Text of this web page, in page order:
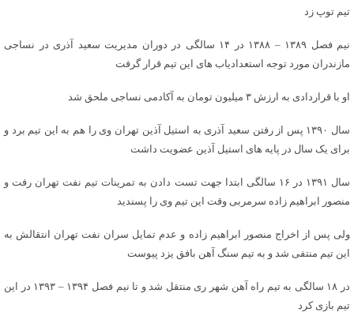
تیم توپ زد
نیم فصل ۱۳۸۹ – ۱۳۸۸ در ۱۴ سالگی در دوران مدیریت سعید آذری در نساجی
مازندران مورد توجه استعدادیاب های این تیم قرار گرفت
او با قراردادی به ارزش ۳ میلیون تومان به آکادمی نساجی ملحق شد
سال ۱۳۹۰ پس از رفتن سعید آذری به استیل آذین تهران وی را هم به این تیم برد و
برای یک سال در پایه های استیل آذین عضویت داشت
سال ۱۳۹۱ در ۱۶ سالگی ابتدا جهت تست دادن به تمرینات تیم نفت تهران رفت و
منصور ابراهیم زاده سرمربی وقت این تیم وی را پسندید
ولی پس از اخراج منصور ابراهیم زاده و عدم تمایل سران نفت تهران انتقالش به
این تیم منتفی شد و به تیم سنگ آهن بافق یزد پیوست
در ۱۸ سالگی به تیم راه آهن شهر ری منتقل شد و تا نیم فصل ۱۳۹۴ – ۱۳۹۳ در این
تیم بازی کرد